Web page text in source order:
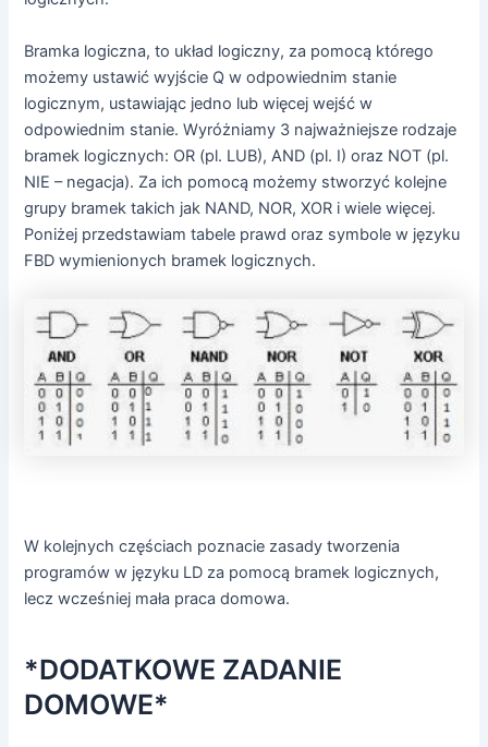
Bramka logiczna, to układ logiczny, za pomocą którego
możemy ustawić wyjście Q w odpowiednim stanie
logicznym, ustawiając jedno lub więcej wejść w
odpowiednim stanie. Wyróżniamy 3 najważniejsze rodzaje
bramek logicznych: OR (pl. LUB), AND (pl. I) oraz NOT (pl.
NIE – negacja). Za ich pomocą możemy stworzyć kolejne
grupy bramek takich jak NAND, NOR, XOR i wiele więcej.
Poniżej przedstawiam tabele prawd oraz symbole w języku
FBD wymienionych bramek logicznych.
W kolejnych częściach poznacie zasady tworzenia
programów w języku LD za pomocą bramek logicznych,
lecz wcześniej mała praca domowa.
*DODATKOWE ZADANIE
DOMOWE*